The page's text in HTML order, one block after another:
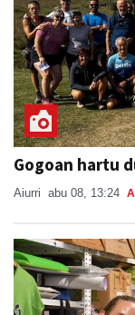
Gogoan hartu
Aiurri abu 08, 13:24